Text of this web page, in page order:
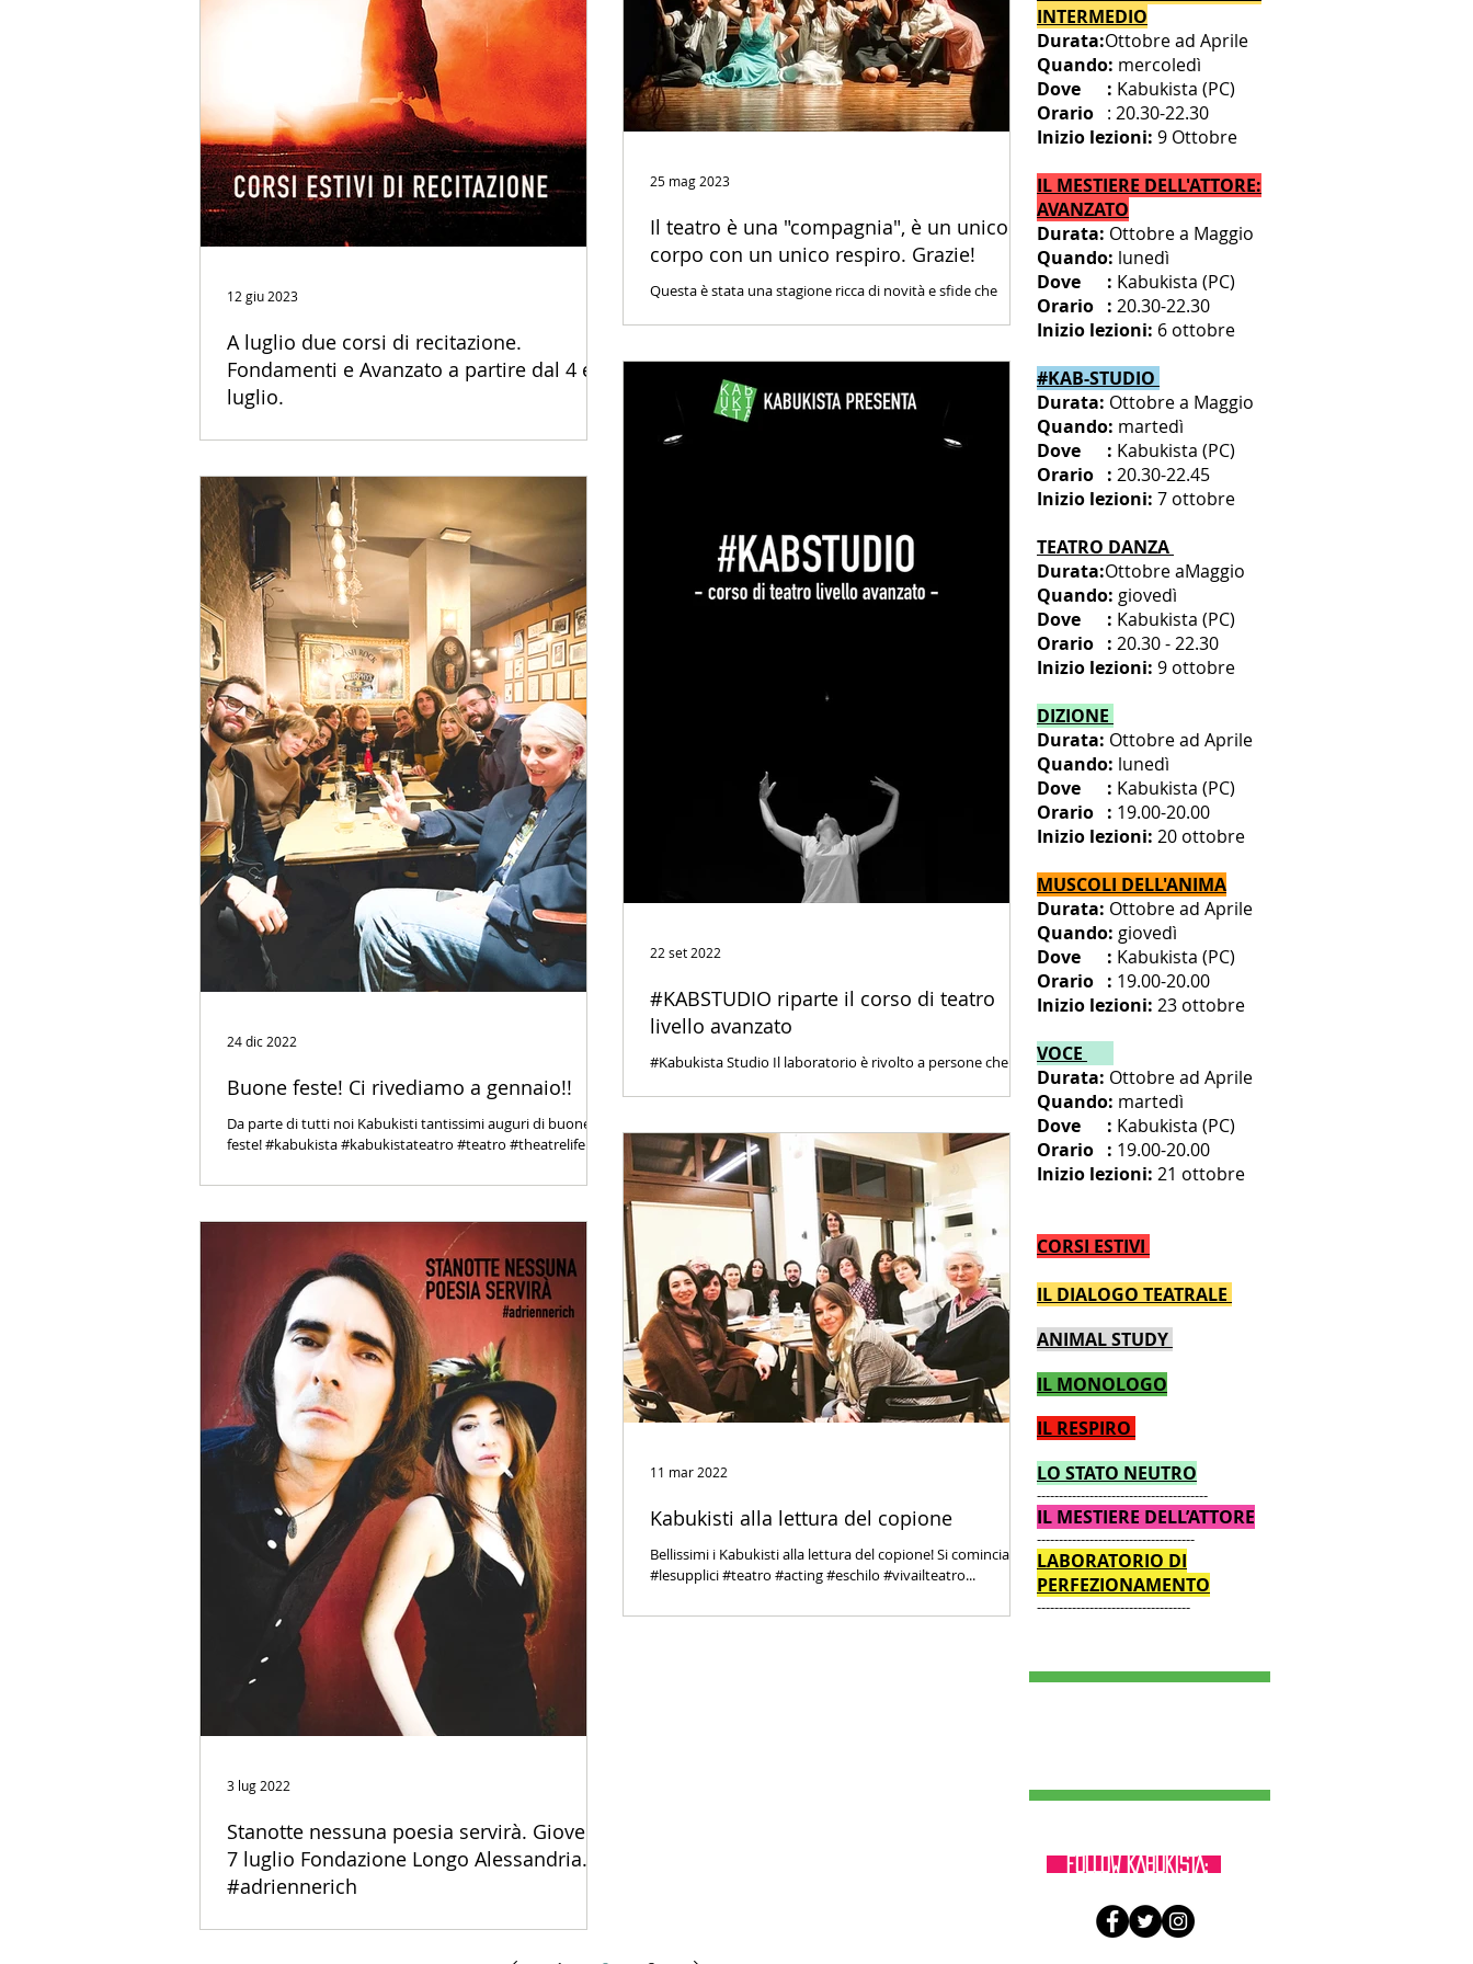
A luglio due corsi di recitazione.
Fondamenti e Avanzato a partire dal 4 e 5
luglio.
Kabukista Teatro.
12 giu 2023
Il teatro è una "compagnia", è un unico
corpo con un unico respiro. Grazie!
Questa è stata una stagione ricca di novità e sfide che
determinazione. Vogliamo ringraziare.
25 mag 2023
Buone feste! Ci rivediamo a gennaio!!
Da parte di tutti noi Kabukisti tantissimi auguri di buone
feste! #kabukista #kabukistateatro #teatro #theatrelife
24 dic 2022
#KABSTUDIO riparte il corso di teatro
livello avanzato
#Kabukista Studio Il laboratorio è rivolto a persone che
abbiano già seguito altri c
22 set 2022
Stanotte nessuna poesia servirà. Giovedì
7 luglio Fondazione Longo Alessandria.
#adriennerich
3 lug 2022
Kabukisti alla lettura del copione
Bellissimi i Kabukisti alla lettura del copione! Si comincia! . .
#lesupplici #teatro #acting #eschilo #vivailteatro...
11 mar 2022
INTERMEDIO
Durata:Ottobre ad Aprile
Quando: mercoledì
Dove : Kabukista (PC)
Orario : 20.30-22.30
Inizio lezioni: 9 Ottobre
IL MESTIERE DELL'ATTORE:
AVANZATO
Durata: Ottobre a Maggio
Quando: lunedì
Dove : Kabukista (PC)
Orario : 20.30-22.30
Inizio lezioni: 6 ottobre
#KAB-STUDIO
Durata: Ottobre a Maggio
Quando: martedì
Dove : Kabukista (PC)
Orario : 20.30-22.45
Inizio lezioni: 7 ottobre
TEATRO DANZA
Durata:Ottobre aMaggio
Quando: giovedì
Dove : Kabukista (PC)
Orario : 20.30 - 22.30
Inizio lezioni: 9 ottobre
DIZIONE
Durata: Ottobre ad Aprile
Quando: lunedì
Dove : Kabukista (PC)
Orario : 19.00-20.00
Inizio lezioni: 20 ottobre
MUSCOLI DELL'ANIMA
Durata: Ottobre ad Aprile
Quando: giovedì
Dove : Kabukista (PC)
Orario : 19.00-20.00
Inizio lezioni: 23 ottobre
VOCE
Durata: Ottobre ad Aprile
Quando: martedì
Dove : Kabukista (PC)
Orario : 19.00-20.00
Inizio lezioni: 21 ottobre
CORSI ESTIVI
IL DIALOGO TEATRALE
ANIMAL STUDY
IL MONOLOGO
IL RESPIRO
LO STATO NEUTRO
---------------------------------------
IL MESTIERE DELL’ATTORE
------------------------------------
LABORATORIO DI
PERFEZIONAMENTO
-----------------------------------
FOLLOW KABUKISTA: